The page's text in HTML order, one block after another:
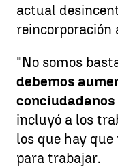
actual
reincorporación
"No somos
debemos
incluyó a los
los que hay
para trabajar.